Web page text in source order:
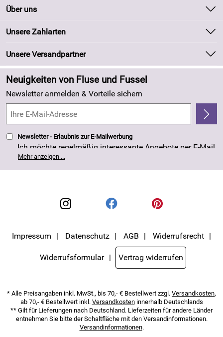
Kontakt
Kundeninformationen
Newsletter
Zahlung und Versand
Kundenlogin
Über uns
Unsere Bestseller
Neu
Angebote
Made in Germany
4,8/5*****
Unsere Zahlarten
Unsere Versandpartner
Neuigkeiten von Fluse und Fussel
Newsletter anmelden & Vorteile sichern
Newsletter - Erlaubnis zur E-Mailwerbung
Ich möchte regelmäßig interessante Angebote per E-Mail
erhalten. Meine E-Mail-Adresse wird nicht an andere
Unternehmen weitergegeben. Die Einwilligung zur
Nutzung meiner E-Mail- Adresse für Werbezwecke kann
Mehr anzeigen ...
Impressum Datenschutz AGB Widerrufsrecht
Widerrufsformular Vertrag widerrufen
* Alle Preisangaben inkl. MwSt., bis 70,- € Bestellwert zzgl. Versandkosten,
ab 70,- € Bestellwert inkl. Versandkosteninnerhalb Deutschlands
** Gilt für Lieferungen nach Deutschland. Lieferzeiten für andere Länder
entnehmen Sie bitte der Schaltfläche mit den Versandinformationen.
Versandinformationen.